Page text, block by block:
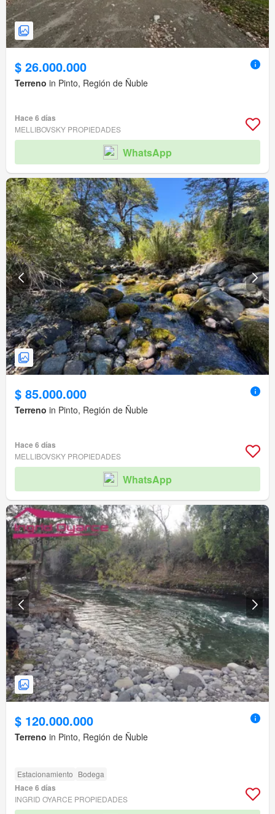
$ 26.000.000
Terreno in Pinto, Región de Ñuble
Hace 6 días
MELLIBOVSKY PROPIEDADES
WhatsApp
$ 85.000.000
Terreno in Pinto, Región de Ñuble
Hace 6 días
MELLIBOVSKY PROPIEDADES
WhatsApp
$ 120.000.000
Terreno in Pinto, Región de Ñuble
Estacionamiento Bodega
Hace 6 días
INGRID OYARCE PROPIEDADES